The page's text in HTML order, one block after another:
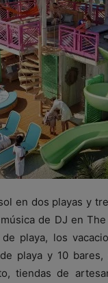
en dos playas y
de DJ en
playa, los
playa y 10
tiendas de